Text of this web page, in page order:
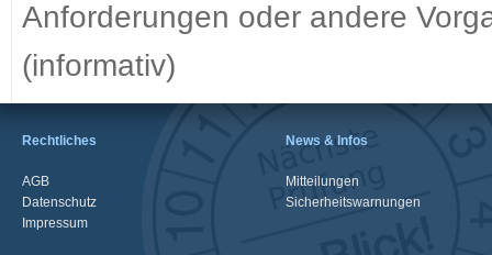
Anforderungen oder andere
(informativ)
Rechtliches
AGB
Datenschutz
Impressum
News & Infos
Mitteilungen
Sicherheitswarnungen